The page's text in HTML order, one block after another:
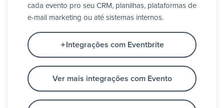
cada evento pro seu CRM, planilhas, plataformas de
e-mail marketing ou até sistemas internos.
Integrações com Eventbrite
Ver mais integrações com Evento